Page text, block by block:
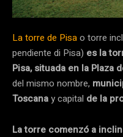
La torre de Pisao torre
pendiente di Pisa) es la
Pisa, situada en la Plaza
del mismo nombre,
Toscanay capital de la
La torre comenzó a